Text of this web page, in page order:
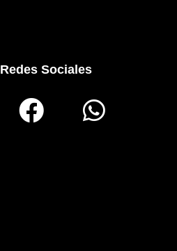
Redes Sociales